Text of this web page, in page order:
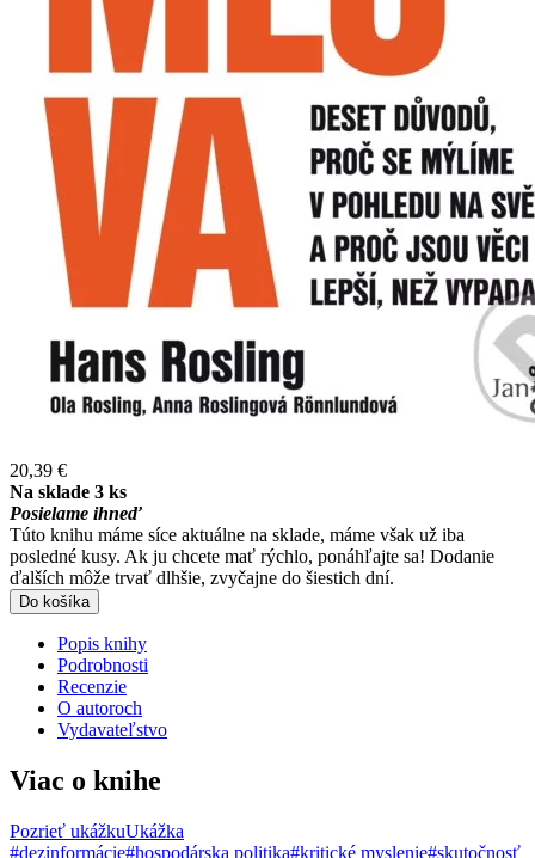
20,39 €
Na sklade 3 ks
Posielame ihneď
Túto knihu máme síce aktuálne na sklade, máme však už iba
posledné kusy. Ak ju chcete mať rýchlo, ponáhľajte sa! Dodanie
ďalších môže trvať dlhšie, zvyčajne do šiestich dní.
Do košíka
Popis knihy
Podrobnosti
Recenzie
O autoroch
Vydavateľstvo
Viac o knihe
Pozrieť ukážkuUkážka
#dezinformácie#hospodárska politika#kritické myslenie#skutočnosť